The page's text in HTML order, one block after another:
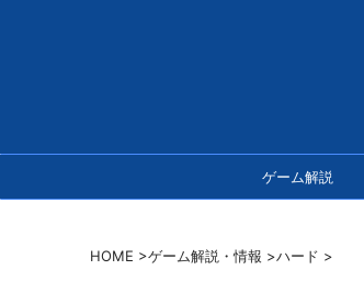
ゲーム解説
HOME >ゲーム解説・情報 >ハード >